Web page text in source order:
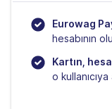
Eurowag
hesabının
Kartın,
o